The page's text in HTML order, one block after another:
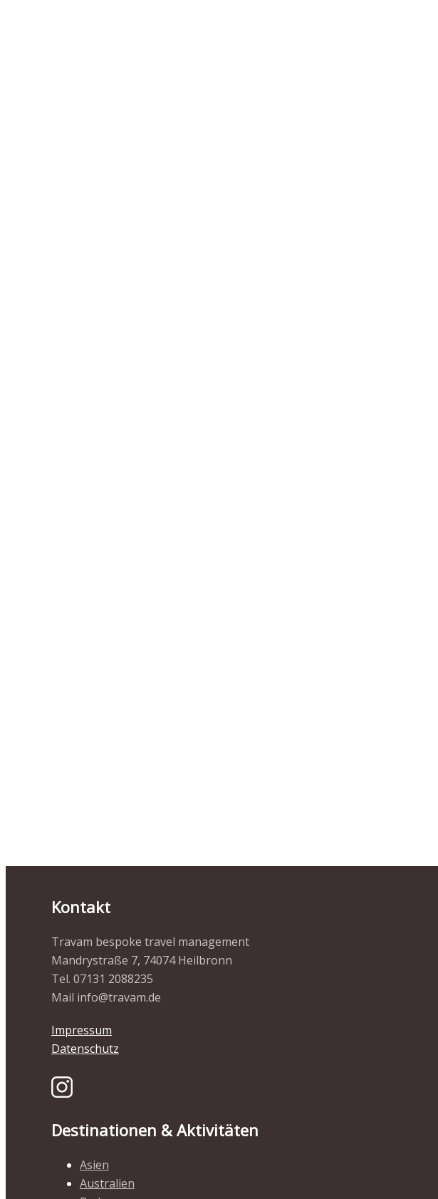
Kontakt
Travam bespoke travel management
Mandrystraße 7, 74074 Heilbronn
Tel. 07131 2088235
Mail info@travam.de
Impressum
Datenschutz
Destinationen & Aktivitäten
Asien
Australien